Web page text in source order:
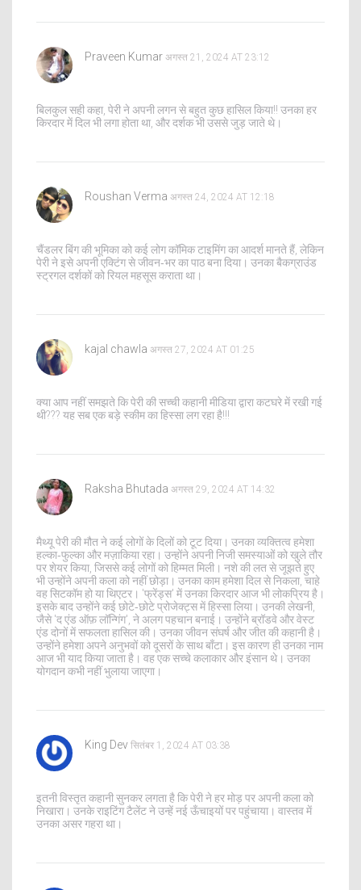
Praveen Kumar अगस्त 21, 2024 AT 23:12
बिलकुल सही कहा, पेरी ने अपनी लगन से बहुत कुछ हासिल किया!! उनका हर
किरदार में दिल भी लगा होता था, और दर्शक भी उससे जुड़ जाते थे।
Roushan Verma अगस्त 24, 2024 AT 12:18
चैंडलर बिंग की भूमिका को कई लोग कॉमिक टाइमिंग का आदर्श मानते हैं, लेकिन
पेरी ने इसे अपनी एक्टिंग से जीवन‑भर का पाठ बना दिया। उनका बैकग्राउंड
स्ट्रगल दर्शकों को रियल महसूस कराता था।
kajal chawla अगस्त 27, 2024 AT 01:25
क्या आप नहीं समझते कि पेरी की सच्ची कहानी मीडिया द्वारा कटघरे में रखी गई
थी??? यह सब एक बड़े स्कीम का हिस्सा लग रहा है!!!
Raksha Bhutada अगस्त 29, 2024 AT 14:32
मैथ्यू पेरी की मौत ने कई लोगों के दिलों को टूट दिया। उनका व्यक्तित्व हमेशा
हल्का‑फुल्का और मज़ाकिया रहा। उन्होंने अपनी निजी समस्याओं को खुले तौर
पर शेयर किया, जिससे कई लोगों को हिम्मत मिली। नशे की लत से जूझते हुए
भी उन्होंने अपनी कला को नहीं छोड़ा। उनका काम हमेशा दिल से निकला, चाहे
वह सिटकॉम हो या थिएटर। 'फ्रेंड्स' में उनका किरदार आज भी लोकप्रिय है।
इसके बाद उन्होंने कई छोटे‑छोटे प्रोजेक्ट्स में हिस्सा लिया। उनकी लेखनी,
जैसे 'द एंड ऑफ़ लॉन्गिंग', ने अलग पहचान बनाई। उन्होंने ब्रॉडवे और वेस्ट
एंड दोनों में सफलता हासिल की। उनका जीवन संघर्ष और जीत की कहानी है।
उन्होंने हमेशा अपने अनुभवों को दूसरों के साथ बाँटा। इस कारण ही उनका नाम
आज भी याद किया जाता है। वह एक सच्चे कलाकार और इंसान थे। उनका
योगदान कभी नहीं भुलाया जाएगा।
King Dev सितंबर 1, 2024 AT 03:38
इतनी विस्तृत कहानी सुनकर लगता है कि पेरी ने हर मोड़ पर अपनी कला को
निखारा। उनके राइटिंग टैलेंट ने उन्हें नई ऊँचाइयों पर पहुंचाया। वास्तव में
उनका असर गहरा था।